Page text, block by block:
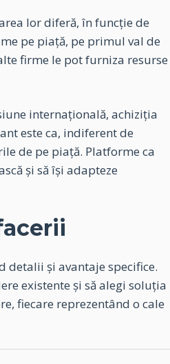
lor diferă, în funcție de
pe piață, pe primul val de
firme le pot furniza resurse
internațională, achiziția
este ca, indiferent de
de pe piață. Platforme ca
și să își adapteze
detalii și avantaje specifice.
existente și să alegi soluția
fiecare reprezentând o cale